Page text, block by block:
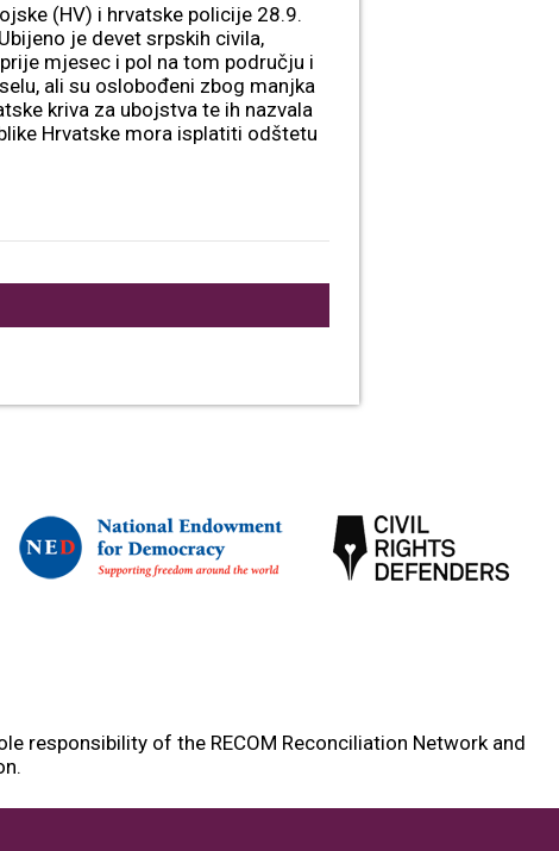
(HV) i hrvatske policije 28.9.
je devet srpskih civila,
mjesec i pol na tom području i
ali su oslobođeni zbog manjka
kriva za ubojstva te ih nazvala
Hrvatske mora isplatiti odštetu
responsibility of the RECOM Reconciliation Network and